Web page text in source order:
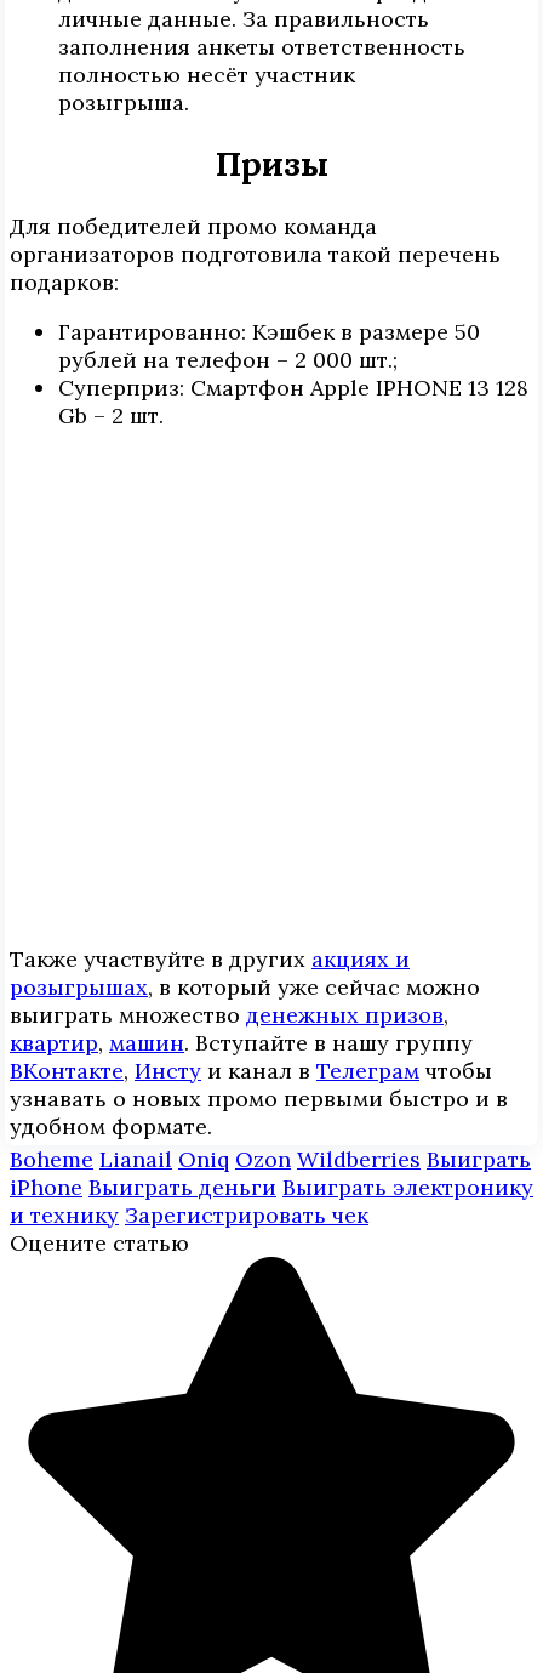
личные данные. За правильность
заполнения анкеты ответственность
полностью несёт участник
розыгрыша.
Призы
Для победителей промо команда
организаторов подготовила такой перечень
подарков:
Гарантированно: Кэшбек в размере 50
рублей на телефон – 2 000 шт.;
Суперприз: Cмартфон Apple IPHONE 13 128
Gb – 2 шт.
Также участвуйте в других акциях и
розыгрышах, в который уже сейчас можно
выиграть множество денежных призов,
квартир, машин. Вступайте в нашу группу
ВКонтакте, Инcтy и канал в Телеграм чтобы
узнавать о новых промо первыми быстро и в
удобном формате.
Boheme Lianail Oniq Ozon Wildberries Выиграть
iPhone Выиграть деньги Выиграть электронику
и технику Зарегистрировать чек
Оцените статью